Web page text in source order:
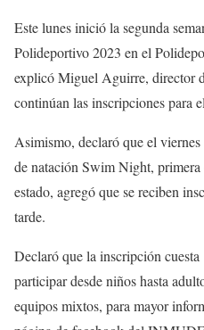
Este lunes inició la segunda
Polideportivo 2023 en el
explicó Miguel Aguirre, director
continúan las inscripciones para
Asimismo, declaró que el
de natación Swim Night,
estado, agregó que se reciben
tarde.
Declaró que la inscripción
participar desde niños hasta
equipos mixtos, para mayor